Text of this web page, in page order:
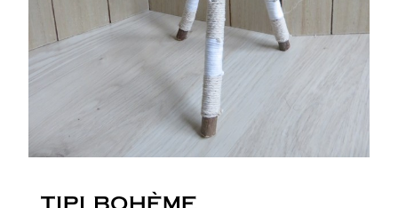
TIPI BOHÈME